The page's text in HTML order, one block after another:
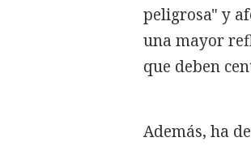
peligrosa" y
una mayor
que deben
Además, ha